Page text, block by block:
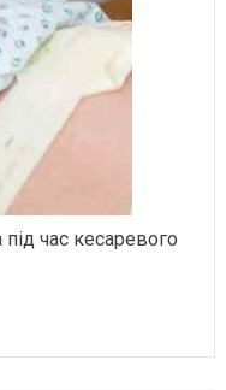
час кесаревого